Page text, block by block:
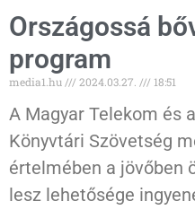
Országossá
program
media1.hu 2024.03.27. 18:51
A Magyar Telekom és
Könyvtári Szövetség
értelmében a jövőben
lesz lehetősége